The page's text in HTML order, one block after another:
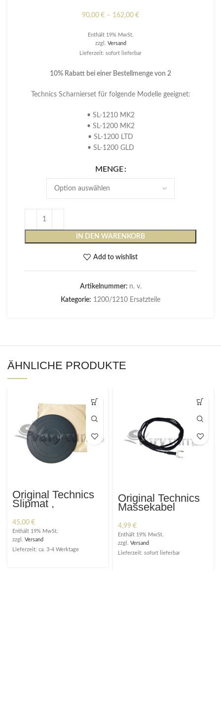
90,00 € – 162,00 €Preisspanne:
Enthält 19% MwSt.
zzgl. Versand
Lieferzeit: sofort lieferbar
10% Rabatt bei einer Bestellmenge von 2
Technics Scharnierset für folgende Modelle geeignet:
• SL-1210 MK2
• SL-1200 MK2
• SL-1200 LTD
• SL-1200 GLD
MENGE
IN DEN WARENKORB
Add to wishlist
Artikelnummer: n. v.
Kategorie: 1200/1210 Ersatzteile
ÄHNLICHE PRODUKTE
Original Technics
Slipmat ,
Gummimatte
Gummi Matte
45,00 €
Enthält 19% MwSt.
zzgl. Versand
Lieferzeit: ca. 3-4 Werktage
Original Technics
Massekabel
4,99 €
Enthält 19% MwSt.
zzgl. Versand
Lieferzeit: sofort lieferbar